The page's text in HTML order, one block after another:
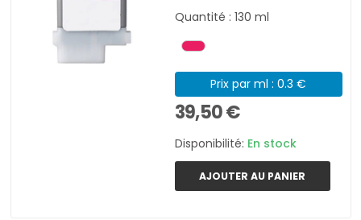
Quantité : 130 ml
Prix par ml : 0.3 €
39,50 €
Disponibilité: En stock
AJOUTER AU PANIER